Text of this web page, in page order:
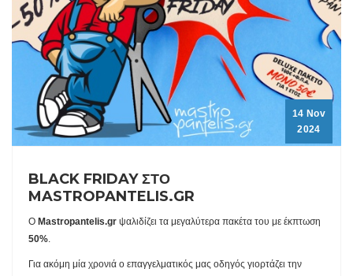
14 Nov
2024
BLACK FRIDAY ΣΤΟ
MASTROPANTELIS.GR
Ο Mastropantelis.gr ψαλιδίζει τα μεγαλύτερα πακέτα του με έκπτωση
50%.
Για ακόμη μία χρονιά ο επαγγελματικός μας οδηγός γιορτάζει την